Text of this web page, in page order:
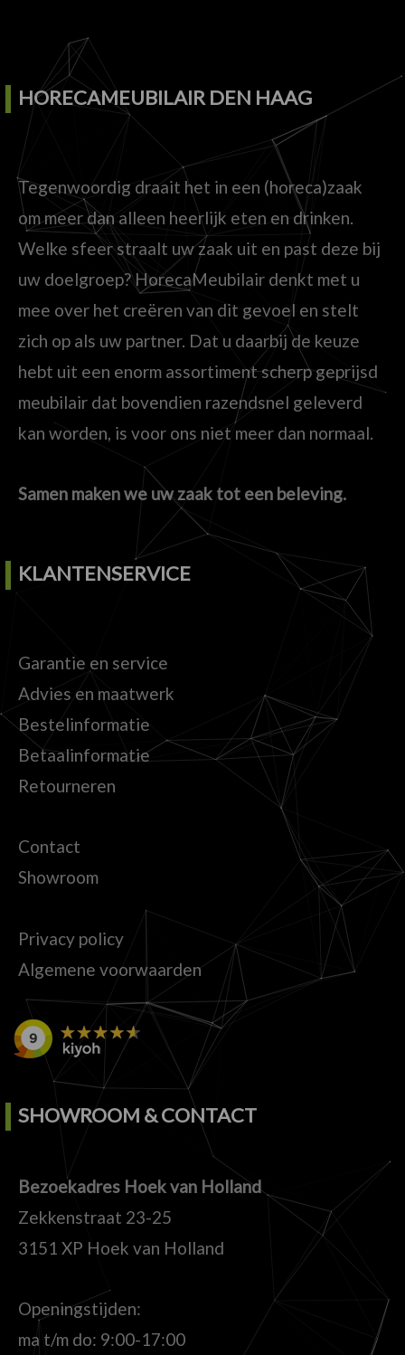
HORECAMEUBILAIR DEN HAAG
Tegenwoordig draait het in een (horeca)zaak
om meer dan alleen heerlijk eten en drinken.
Welke sfeer straalt uw zaak uit en past deze bij
uw doelgroep? HorecaMeubilair denkt met u
mee over het creëren van dit gevoel en stelt
zich op als uw partner. Dat u daarbij de keuze
hebt uit een enorm assortiment scherp geprijsd
meubilair dat bovendien razendsnel geleverd
kan worden, is voor ons niet meer dan normaal.
Samen maken we uw zaak tot een beleving.
KLANTENSERVICE
Garantie en service
Advies en maatwerk
Bestelinformatie
Betaalinformatie
Retourneren
Contact
Showroom
Privacy policy
Algemene voorwaarden
SHOWROOM & CONTACT
Bezoekadres Hoek van Holland
Zekkenstraat 23-25
3151 XP Hoek van Holland
Openingstijden:
ma t/m do: 9:00-17:00